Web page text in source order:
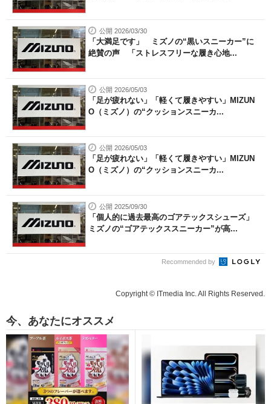
公開 2026/03/30
「大満足です」 ミズノの“黒いスニーカー”に
絶賛の声 「ストレスフリーな履き心地...
公開 2026/05/03
「足が疲れない」「軽くて履きやすい」MIZUN
O（ミズノ）の“クッションスニーカ...
公開 2026/05/03
「足が疲れない」「軽くて履きやすい」MIZUN
O（ミズノ）の“クッションスニーカ...
公開 2025/09/30
「個人的に過去最高のゴアテックスシューズ」
ミズノの“ゴアテックススニーカー”が高...
Recommended by
Copyright © ITmedia Inc. All Rights Reserved.
今、あなたにオススメ